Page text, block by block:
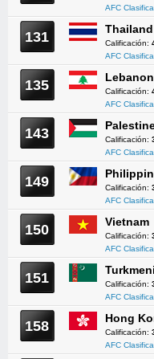
AFC
131 Thailand
Calificación:
AFC
135 Lebanon
Calificación:
AFC
143 Calificación:
AFC
149 Calificación:
AFC
150 Vietnam
Calificación:
AFC
151 Calificación:
AFC
158 Hong
Calificación:
AFC